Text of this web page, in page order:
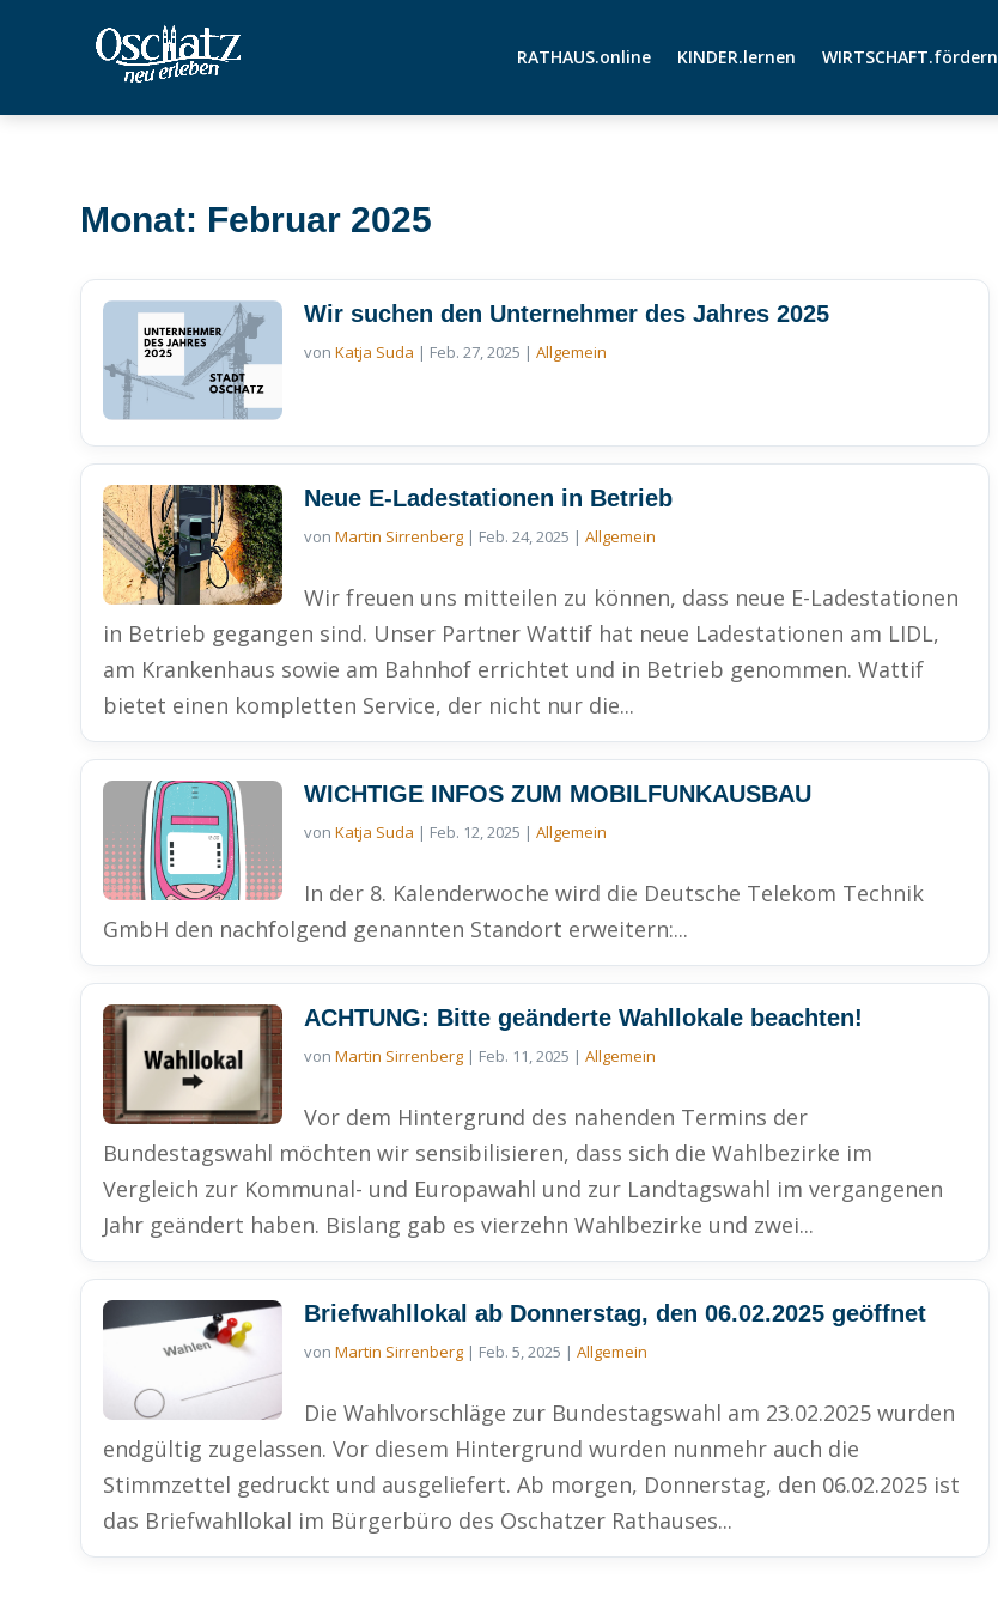
RATHAUS.online KINDER.lernen WIRTSCHAFT.fördern
Monat: Februar 2025
Wir suchen den Unternehmer des Jahres 2025
vonKatja Suda | Feb. 27, 2025 |Allgemein
Neue E-Ladestationen in Betrieb
vonMartin Sirrenberg | Feb. 24, 2025 |Allgemein
Wir freuen uns mitteilen zu können, dass neue E-Ladestationen
in Betrieb gegangen sind. Unser Partner Wattif hat neue Ladestationen am LIDL,
am Krankenhaus sowie am Bahnhof errichtet und in Betrieb genommen. Wattif
bietet einen kompletten Service, der nicht nur die...
WICHTIGE INFOS ZUM MOBILFUNKAUSBAU
vonKatja Suda | Feb. 12, 2025 |Allgemein
In der 8. Kalenderwoche wird die Deutsche Telekom Technik
GmbH den nachfolgend genannten Standort erweitern:...
ACHTUNG: Bitte geänderte Wahllokale beachten!
vonMartin Sirrenberg | Feb. 11, 2025 |Allgemein
Vor dem Hintergrund des nahenden Termins der
Bundestagswahl möchten wir sensibilisieren, dass sich die Wahlbezirke im
Vergleich zur Kommunal- und Europawahl und zur Landtagswahl im vergangenen
Jahr geändert haben. Bislang gab es vierzehn Wahlbezirke und zwei...
Briefwahllokal ab Donnerstag, den 06.02.2025 geöffnet
vonMartin Sirrenberg | Feb. 5, 2025 |Allgemein
Die Wahlvorschläge zur Bundestagswahl am 23.02.2025 wurden
endgültig zugelassen. Vor diesem Hintergrund wurden nunmehr auch die
Stimmzettel gedruckt und ausgeliefert. Ab morgen, Donnerstag, den 06.02.2025 ist
das Briefwahllokal im Bürgerbüro des Oschatzer Rathauses...